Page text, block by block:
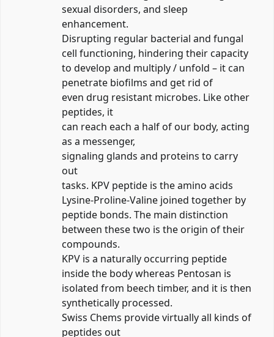
sexual disorders, and sleep
enhancement.
Disrupting regular bacterial and fungal
cell functioning, hindering their capacity
to develop and multiply / unfold – it can
penetrate biofilms and get rid of
even drug resistant microbes. Like other
peptides, it
can reach each a half of our body, acting
as a messenger,
signaling glands and proteins to carry
out
tasks. KPV peptide is the amino acids
Lysine-Proline-Valine joined together by
peptide bonds. The main distinction
between these two is the origin of their
compounds.
KPV is a naturally occurring peptide
inside the body whereas Pentosan is
isolated from beech timber, and it is then
synthetically processed.
Swiss Chems provide virtually all kinds of
peptides out